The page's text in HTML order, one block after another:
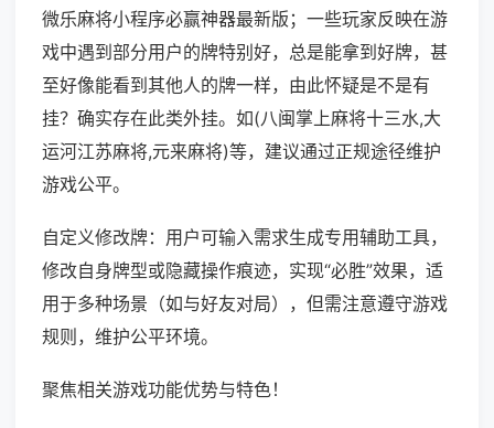
微乐麻将小程序必赢神器最新版；一些玩家反映在游
戏中遇到部分用户的牌特别好，总是能拿到好牌，甚
至好像能看到其他人的牌一样，由此怀疑是不是有
挂？确实存在此类外挂。如(八闽掌上麻将十三水,大
运河江苏麻将,元来麻将)等，建议通过正规途径维护
游戏公平。
自定义修改牌：用户可输入需求生成专用辅助工具，
修改自身牌型或隐藏操作痕迹，实现“必胜”效果，适
用于多种场景（如与好友对局），但需注意遵守游戏
规则，维护公平环境。
聚焦相关游戏功能优势与特色！